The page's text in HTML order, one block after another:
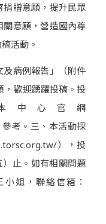
贈意願，提升民眾
關意願，營造國內尊
活動。
及病例報告」（附件
，歡迎踴躍投稿。投
中心官網
考。三、本活動採
），投
止。如有相關問題
姐，聯絡信箱：